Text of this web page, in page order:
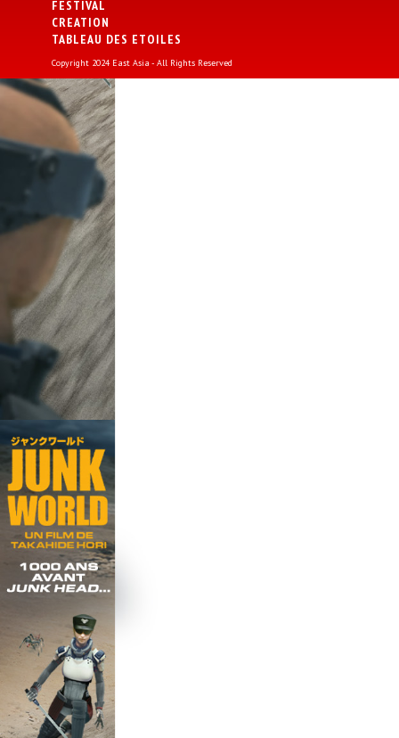
FESTIVAL
CREATION
TABLEAU DES ETOILES
Copyright 2024 East Asia - All Rights Reserved